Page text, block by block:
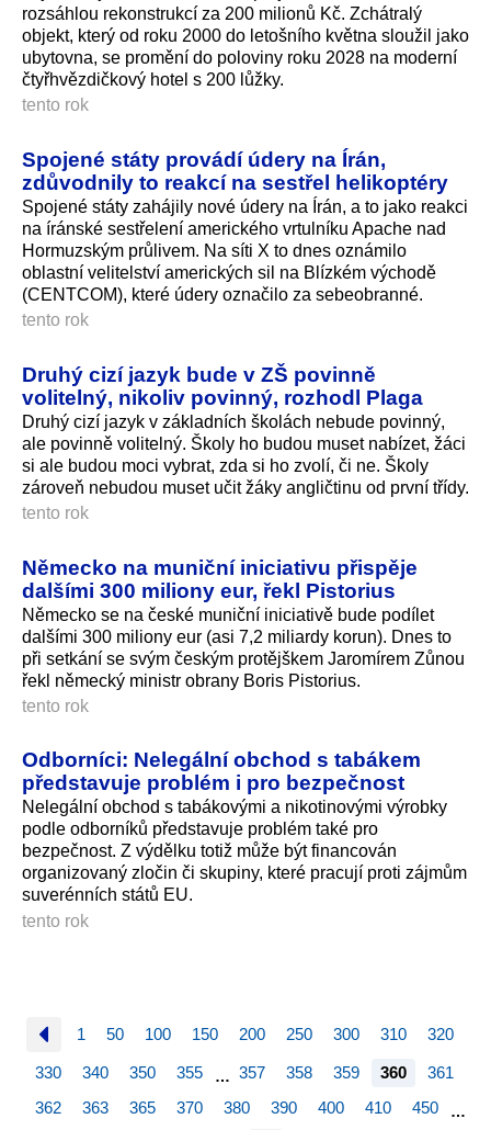
rozsáhlou rekonstrukcí za 200 milionů Kč. Zchátralý
objekt, který od roku 2000 do letošního května sloužil jako
ubytovna, se promění do poloviny roku 2028 na moderní
čtyřhvězdičkový hotel s 200 lůžky.
tento rok
Spojené státy provádí údery na Írán,
zdůvodnily to reakcí na sestřel helikoptéry
Spojené státy zahájily nové údery na Írán, a to jako reakci
na íránské sestřelení amerického vrtulníku Apache nad
Hormuzským průlivem. Na síti X to dnes oznámilo
oblastní velitelství amerických sil na Blízkém východě
(CENTCOM), které údery označilo za sebeobranné.
tento rok
Druhý cizí jazyk bude v ZŠ povinně
volitelný, nikoliv povinný, rozhodl Plaga
Druhý cizí jazyk v základních školách nebude povinný,
ale povinně volitelný. Školy ho budou muset nabízet, žáci
si ale budou moci vybrat, zda si ho zvolí, či ne. Školy
zároveň nebudou muset učit žáky angličtinu od první třídy.
tento rok
Německo na muniční iniciativu přispěje
dalšími 300 miliony eur, řekl Pistorius
Německo se na české muniční iniciativě bude podílet
dalšími 300 miliony eur (asi 7,2 miliardy korun). Dnes to
při setkání se svým českým protějškem Jaromírem Zůnou
řekl německý ministr obrany Boris Pistorius.
tento rok
Odborníci: Nelegální obchod s tabákem
představuje problém i pro bezpečnost
Nelegální obchod s tabákovými a nikotinovými výrobky
podle odborníků představuje problém také pro
bezpečnost. Z výdělku totiž může být financován
organizovaný zločin či skupiny, které pracují proti zájmům
suverénních států EU.
tento rok
1 50 100 150 200 250 300 310 320
330 340 350 355 … 357 358 359 360
361
362
363 365 370 380 390 400 410 450 …